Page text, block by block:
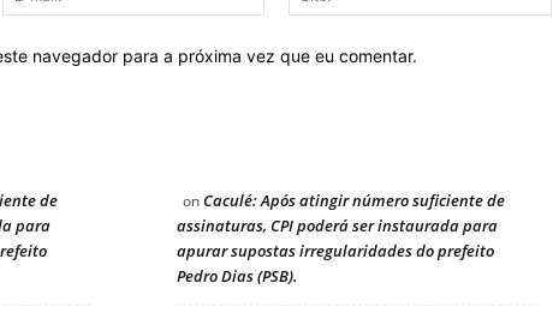
mail:
navegador para a próxima vez que eu comentar.
de
para
onCaculé: Após atingir número suficiente de
assinaturas, CPI poderá ser instaurada para
apurar supostas irregularidades do prefeito
Pedro Dias (PSB).